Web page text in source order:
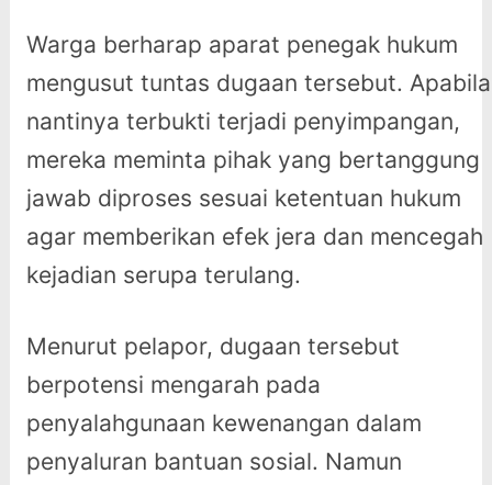
Warga berharap aparat penegak hukum
mengusut tuntas dugaan tersebut. Apabila
nantinya terbukti terjadi penyimpangan,
mereka meminta pihak yang bertanggung
jawab diproses sesuai ketentuan hukum
agar memberikan efek jera dan mencegah
kejadian serupa terulang.
Menurut pelapor, dugaan tersebut
berpotensi mengarah pada
penyalahgunaan kewenangan dalam
penyaluran bantuan sosial. Namun